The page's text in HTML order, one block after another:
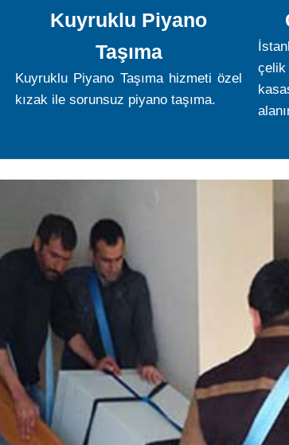
Kuyruklu Piyano
Taşıma
Kuyruklu Piyano Taşıma hizmeti özel
kızak ile sorunsuz piyano taşıma.